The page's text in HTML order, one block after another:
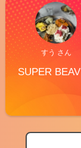
すう さん
SUPER